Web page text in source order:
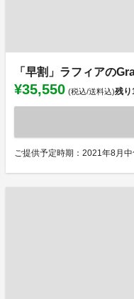
「早割」ラフィアの
¥35,550 (税込/送料込)残り
ご提供予定時期：2021年8月中